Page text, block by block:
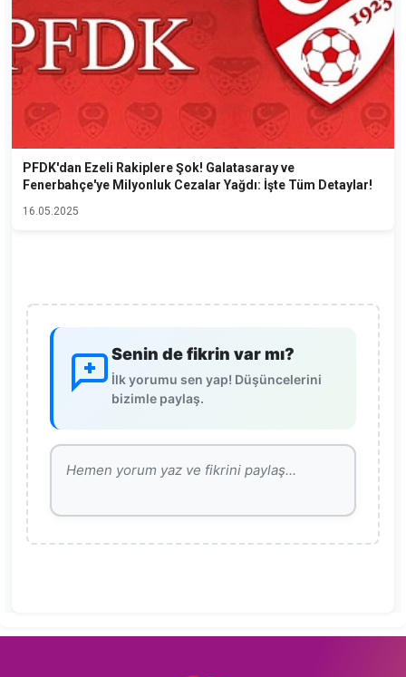
PFDK'dan Ezeli Rakiplere Şok! Galatasaray ve
Fenerbahçe'ye Milyonluk Cezalar Yağdı: İşte Tüm Detaylar!
16.05.2025
Senin de fikrin var mı?
İlk yorumu sen yap! Düşüncelerini
bizimle paylaş.